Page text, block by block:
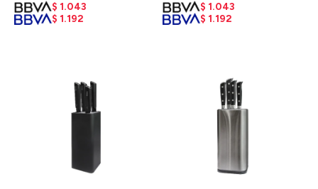
$ 1.043
$ 1.192
$ 1.043
$ 1.192